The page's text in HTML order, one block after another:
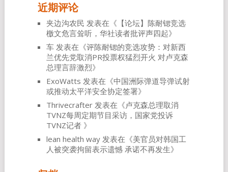
近期评论
夹边沟农民 发表在《 【论坛】陈耐锶竞选
檄文危言耸听，华社读者批评声四起》
车发表在《评陈耐锶的竞选攻势：对新西
兰优先党取消PR投票权猛烈开火 对卢克森
总理言辞激烈》
ExoWatts 发表在《中国洲际弹道导弹试射
或推动太平洋安全协定签署》
Thrivecrafter发表在《卢克森总理取消
TVNZ每周定期节目采访，国家党投诉
TVNZ记者 》
lean health way发表在《美官员对韩国工
人被突袭拘留表示遗憾 承诺不再发生》